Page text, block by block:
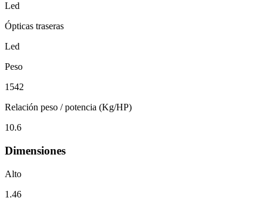
Led
Ópticas traseras
Led
Peso
1542
Relación peso / potencia (Kg/HP)
10.6
Dimensiones
Alto
1.46